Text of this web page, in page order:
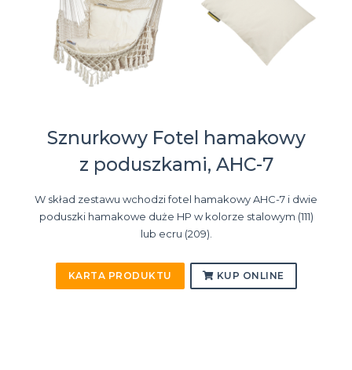
Sznurkowy Fotel hamakowy
z poduszkami, AHC-7
W skład zestawu wchodzi fotel hamakowy AHC-7 i dwie
poduszki hamakowe duże HP w kolorze stalowym (111)
lub ecru (209).
KARTA PRODUKTU KUP ONLINE